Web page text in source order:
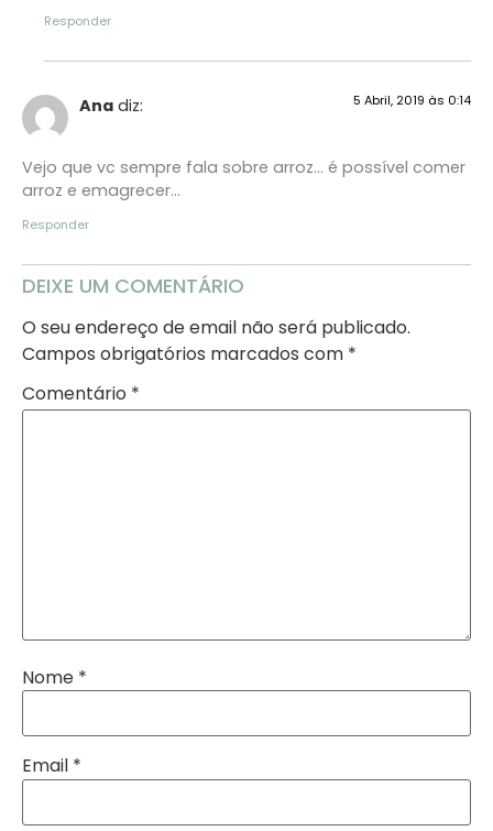
Responder
Ana diz: 5 Abril, 2019 às 0:14
Vejo que vc sempre fala sobre arroz… é possível comer
arroz e emagrecer…
Responder
DEIXE UM COMENTÁRIO
O seu endereço de email não será publicado.
Campos obrigatórios marcados com *
Comentário *
Nome *
Email *